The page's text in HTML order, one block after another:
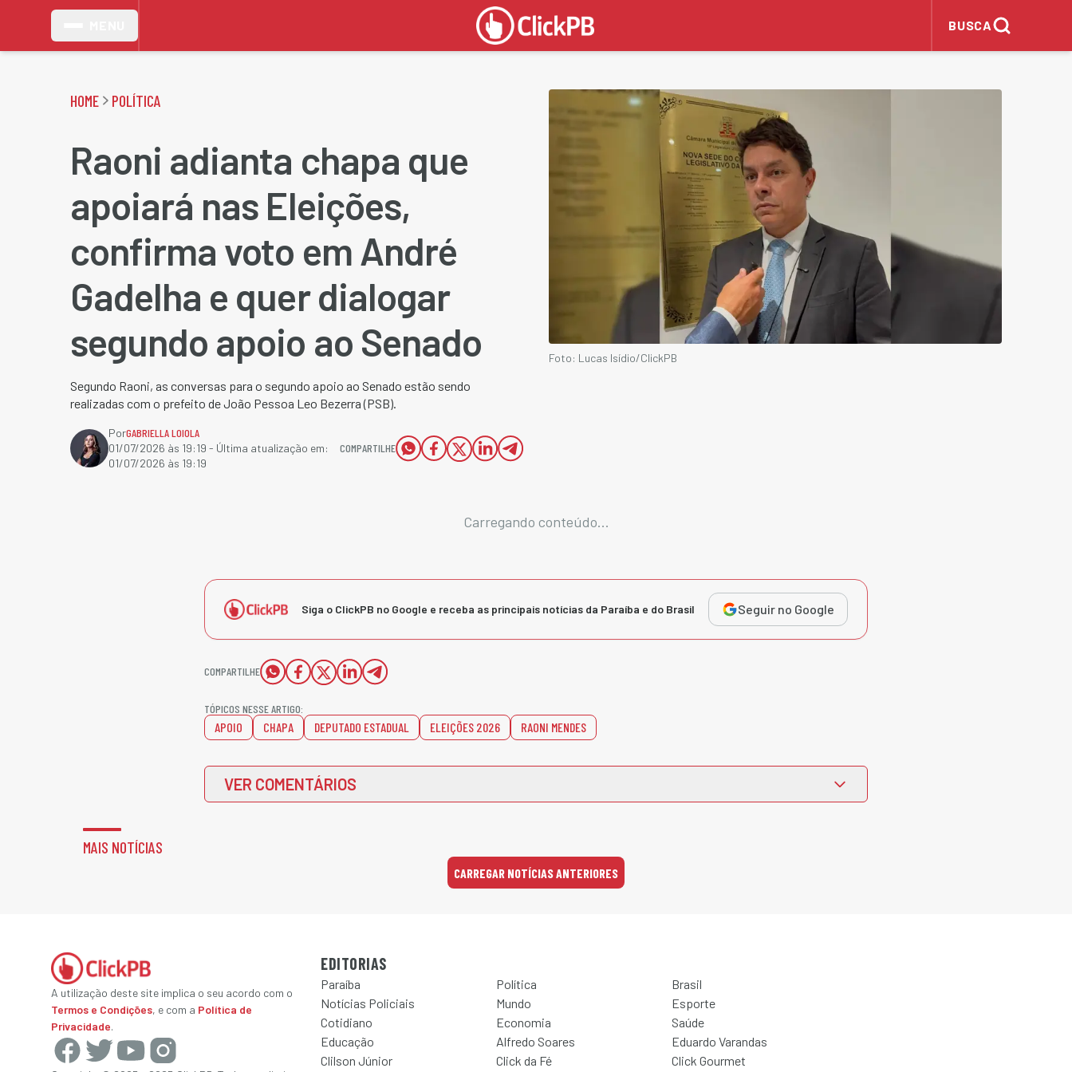
BUSCA
HOME POLÍTICA
Raoni adianta chapa que
apoiará nas Eleições,
confirma voto em André
Gadelha e quer dialogar
segundo apoio ao Senado
Segundo Raoni, as conversas para o segundo apoio ao Senado estão sendo
realizadas com o prefeito de João Pessoa Leo Bezerra (PSB).
PorGABRIELLA LOIOLA
01/07/2026 às 19:19 - Última atualização em:
01/07/2026 às 19:19
COMPARTILHE
Foto: Lucas Isídio/ClickPB
Carregando conteúdo...
Siga o ClickPB no Google e receba as principais notícias da Paraíba e do Brasil Seguir no Google
COMPARTILHE
TÓPICOS NESSE ARTIGO:
APOIO CHAPA DEPUTADO ESTADUAL ELEIÇÕES 2026 RAONI MENDES
VER COMENTÁRIOS
MAIS NOTÍCIAS
CARREGAR NOTÍCIAS ANTERIORES
A utilização deste site implica o seu acordo com o
Termos e Condições, e com a Política de
Privacidade.
EDITORIAS
Paraíba Política
Brasil
Notícias Policiais
Mundo
Esporte
Cotidiano
Economia
Saúde
Educação
Alfredo Soares
Eduardo Varandas
Clilson Júnior
Click da Fé Click Gourmet